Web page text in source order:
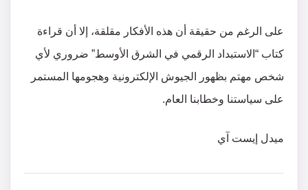
على الرغم من حقيقة أن هذه الأفكار مقلقة، إلا أن قراءة
كتاب “الاستبداد الرقمي في الشرق الأوسط” ضروري لأي
شخص مهتم بظهور الجيوش الإلكترونية وهجومها المستمر
على سياستنا وخطابنا العام.
ميدل إيست آي